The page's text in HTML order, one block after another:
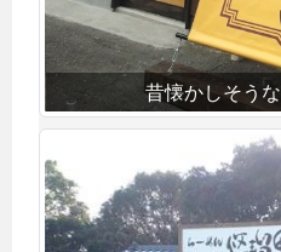
昔懐かしそう